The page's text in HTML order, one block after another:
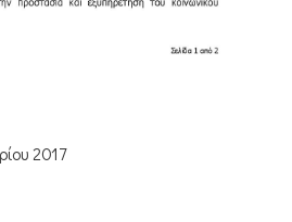
2017